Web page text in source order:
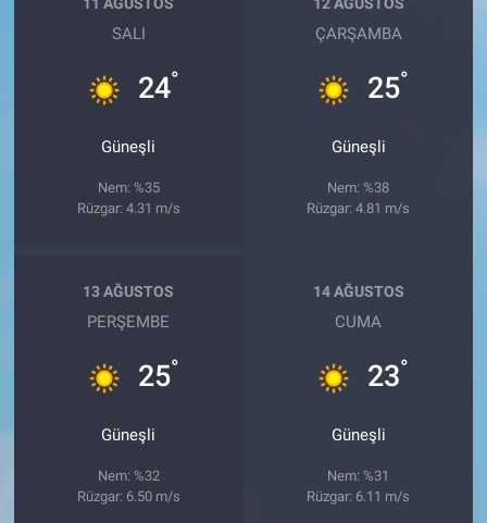
11 AĞUSTOS
SALI
24°
Güneşli
Nem: %35
Rüzgar: 4.31 m/s
12 AĞUSTOS
ÇARŞAMBA
25°
Güneşli
Nem: %38
Rüzgar: 4.81 m/s
13 AĞUSTOS
PERŞEMBE
25°
Güneşli
Nem: %32
Rüzgar: 6.50 m/s
14 AĞUSTOS
CUMA
23°
Güneşli
Nem: %31
Rüzgar: 6.11 m/s